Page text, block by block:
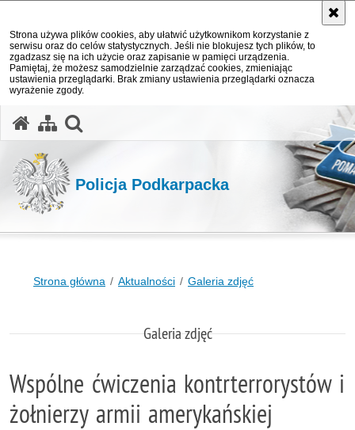
Strona używa plików cookies, aby ułatwić użytkownikom korzystanie z
serwisu oraz do celów statystycznych. Jeśli nie blokujesz tych plików, to
zgadzasz się na ich użycie oraz zapisanie w pamięci urządzenia.
Pamiętaj, że możesz samodzielnie zarządzać cookies, zmieniając
ustawienia przeglądarki. Brak zmiany ustawienia przeglądarki oznacza
wyrażenie zgody.
Policja Podkarpacka
Strona główna Aktualności Galeria zdjęć
Galeria zdjęć
Wspólne ćwiczenia kontrterrorystów i
żołnierzy armii amerykańskiej